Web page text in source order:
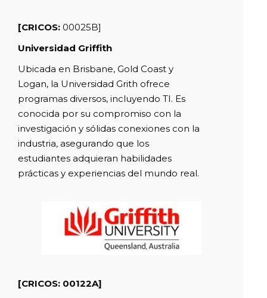
[CRICOS: 00025B]
Universidad Griffith
Ubicada en Brisbane, Gold Coast y
Logan, la Universidad Grith ofrece
programas diversos, incluyendo TI. Es
conocida por su compromiso con la
investigación y sólidas conexiones con la
industria, asegurando que los
estudiantes adquieran habilidades
prácticas y experiencias del mundo real.
[CRICOS: 00122A]